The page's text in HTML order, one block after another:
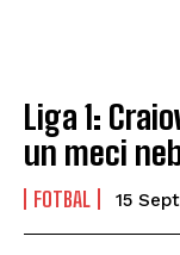
Liga 1:
un meci
FOTBAL 15